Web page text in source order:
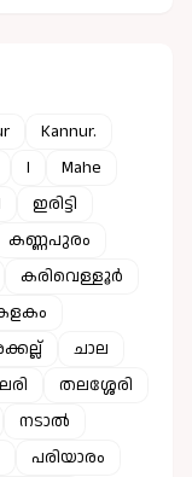
Kannur.
l
Mahe
ഇരിട്ടി
കണ്ണപുരം
കരിവെള്ളൂർ
ചാല
തലശ്ശേരി
നടാൽ
പരിയാരം